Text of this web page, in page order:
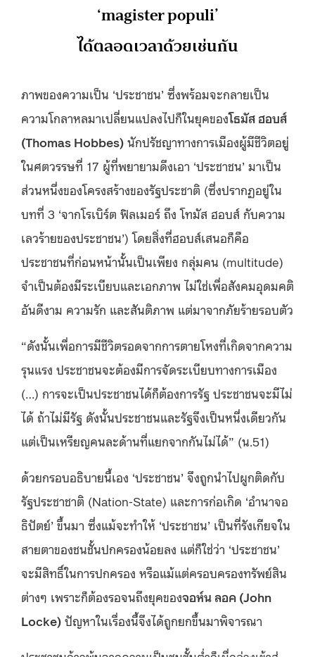
‘magister populi’
ได้ตลอดเวลาด้วยเช่นกัน
ภาพของความเป็น ‘ประชาชน’ ซึ่งพร้อมจะกลายเป็น
ความโกลาหลมาเปลี่ยนแปลงไปก็ในยุคของโธมัส ฮอบส์
(Thomas Hobbes) นักปรัชญาทางการเมืองผู้มีชีวิตอยู่
ในศตวรรษที่ 17 ผู้ที่พยายามดึงเอา ‘ประชาชน’ มาเป็น
ส่วนหนึ่งของโครงสร้างของรัฐประชาติ (ซึ่งปรากฏอยู่ใน
บทที่ 3 ‘จากโรเบิร์ต ฟิลเมอร์ ถึง โทมัส ฮอบส์ กับความ
เลวร้ายของประชาชน’) โดยสิ่งที่ฮอบส์เสนอก็คือ
ประชาชนที่ก่อนหน้านั้นเป็นเพียง กลุ่มคน (multitude)
จำเป็นต้องมีระเบียบและเอกภาพ ไม่ใช่เพื่อสังคมอุดมคติ
อันดีงาม ความรัก และสันติภาพ แต่มาจากภัยร้ายรอบตัว
“ดังนั้นเพื่อการมีชีวิตรอดจากการตายโหงที่เกิดจากความ
รุนแรง ประชาชนจะต้องมีการจัดระเบียบทางการเมือง
(…) การจะเป็นประชาชนได้ก็ต้องการรัฐ ประชาชนจะมีไม่
ได้ ถ้าไม่มีรัฐ ดังนั้นประชาชนและรัฐจึงเป็นหนึ่งเดียวกัน
แต่เป็นเหรียญคนละด้านที่แยกจากกันไม่ได้” (น.51)
ด้วยกรอบอธิบายนี้เอง ‘ประชาชน’ จึงถูกนำไปผูกติดกับ
รัฐประชาชาติ (Nation-State) และการก่อเกิด ‘อำนาจอ
ธิปัตย์’ ขึ้นมา ซึ่งแม้จะทำให้ ‘ประชาชน’ เป็นที่รังเกียจใน
สายตาของชนชั้นปกครองน้อยลง แต่ก็ใช่ว่า ‘ประชาชน’
จะมีสิทธิ์ในการปกครอง หรือแม้แต่ครอบครองทรัพย์สิน
ต่างๆ เพราะก็ต้องรอจนถึงยุคของจอห์น ลอค (John
Locke) ปัญหาในเรื่องนี้จึงได้ถูกยกขึ้นมาพิจารณา